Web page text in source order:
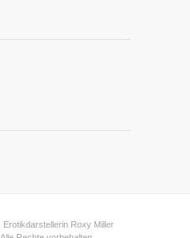
Erotikdarstellerin Roxy Miller